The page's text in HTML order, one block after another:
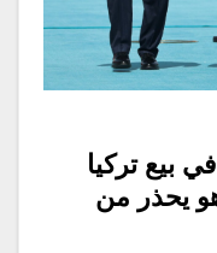
بيع تركيا
ونتنياهو يحذر من